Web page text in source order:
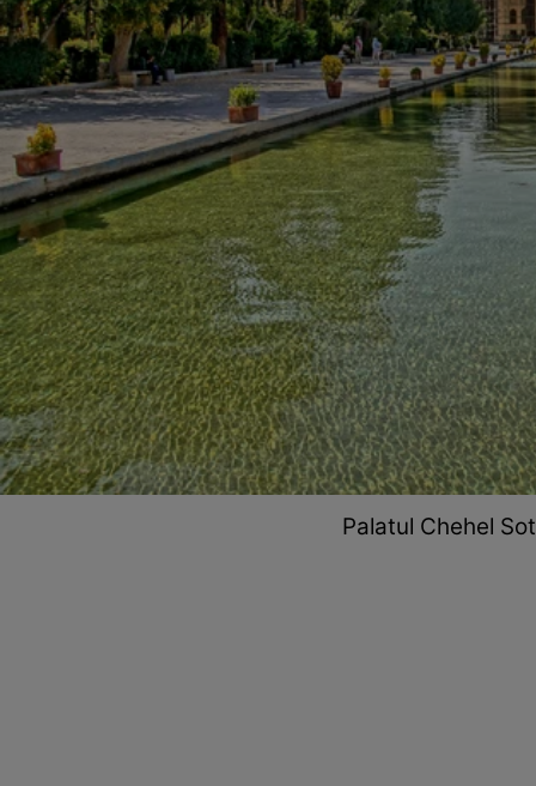
Palatul Chehel